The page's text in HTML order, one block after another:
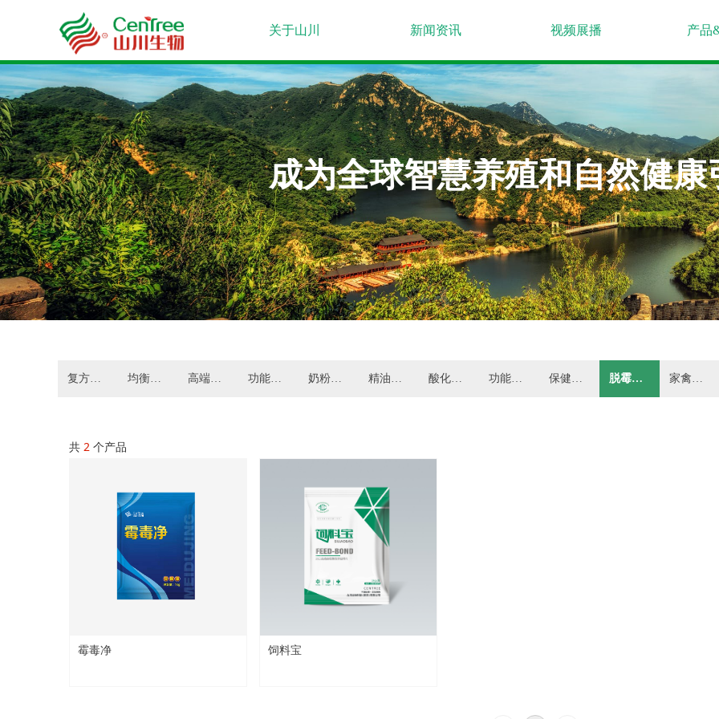
关于山川 新闻资讯 视频展播 产品
成为全球智慧养殖和自然健康
复方精油系列 均衡油粉系列 高端原料 功能保健品 奶粉系列 精油系列 酸化剂系列 功能营养系列 保健系列 脱霉剂系列 家禽分类
共 2 个产品
霉毒净 饲料宝